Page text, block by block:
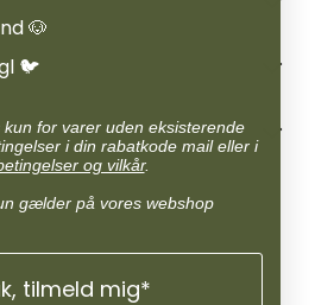
🐶
🐦
kun for varer uden eksisterende
i din rabatkode mail eller i
og vilkår.
gælder på vores webshop
tilmeld mig*